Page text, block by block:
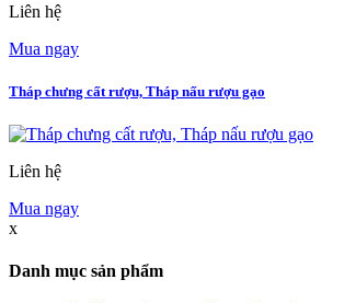
Liên hệ
Mua ngay
Tháp chưng cất rượu, Tháp nấu rượu gạo
Liên hệ
Mua ngay
x
Danh mục sản phẩm